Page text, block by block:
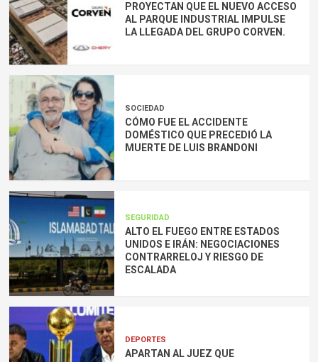
PROYECTAN QUE EL NUEVO ACCESO
AL PARQUE INDUSTRIAL IMPULSE
LA LLEGADA DEL GRUPO CORVEN.
SOCIEDAD
CÓMO FUE EL ACCIDENTE
DOMÉSTICO QUE PRECEDIÓ LA
MUERTE DE LUIS BRANDONI
SEGURIDAD
ALTO EL FUEGO ENTRE ESTADOS
UNIDOS E IRÁN: NEGOCIACIONES
CONTRARRELOJ Y RIESGO DE
ESCALADA
DEPORTES
APARTAN AL JUEZ QUE